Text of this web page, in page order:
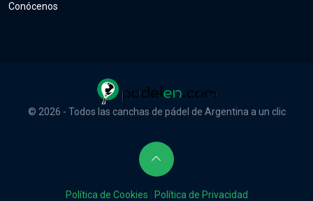
Conócenos
© 2026 - Todos las canchas de pádel de Argentina a un clic
Política de Cookies Política de Privacidad